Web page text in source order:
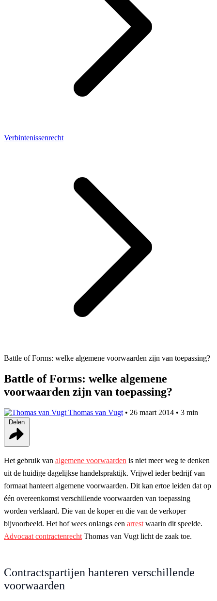
Verbintenissenrecht
Battle of Forms: welke algemene voorwaarden zijn van toepassing?
Battle of Forms: welke algemene
voorwaarden zijn van toepassing?
Thomas van Vugt • 26 maart 2014 • 3 min
Het gebruik van algemene voorwaarden is niet meer weg te denken
uit de huidige dagelijkse handelspraktijk. Vrijwel ieder bedrijf van
formaat hanteert algemene voorwaarden. Dit kan ertoe leiden dat op
één overeenkomst verschillende voorwaarden van toepassing
worden verklaard. Die van de koper en die van de verkoper
bijvoorbeeld. Het hof wees onlangs een arrest waarin dit speelde.
Advocaat contractenrecht Thomas van Vugt licht de zaak toe.
Contractspartijen hanteren verschillende
voorwaarden